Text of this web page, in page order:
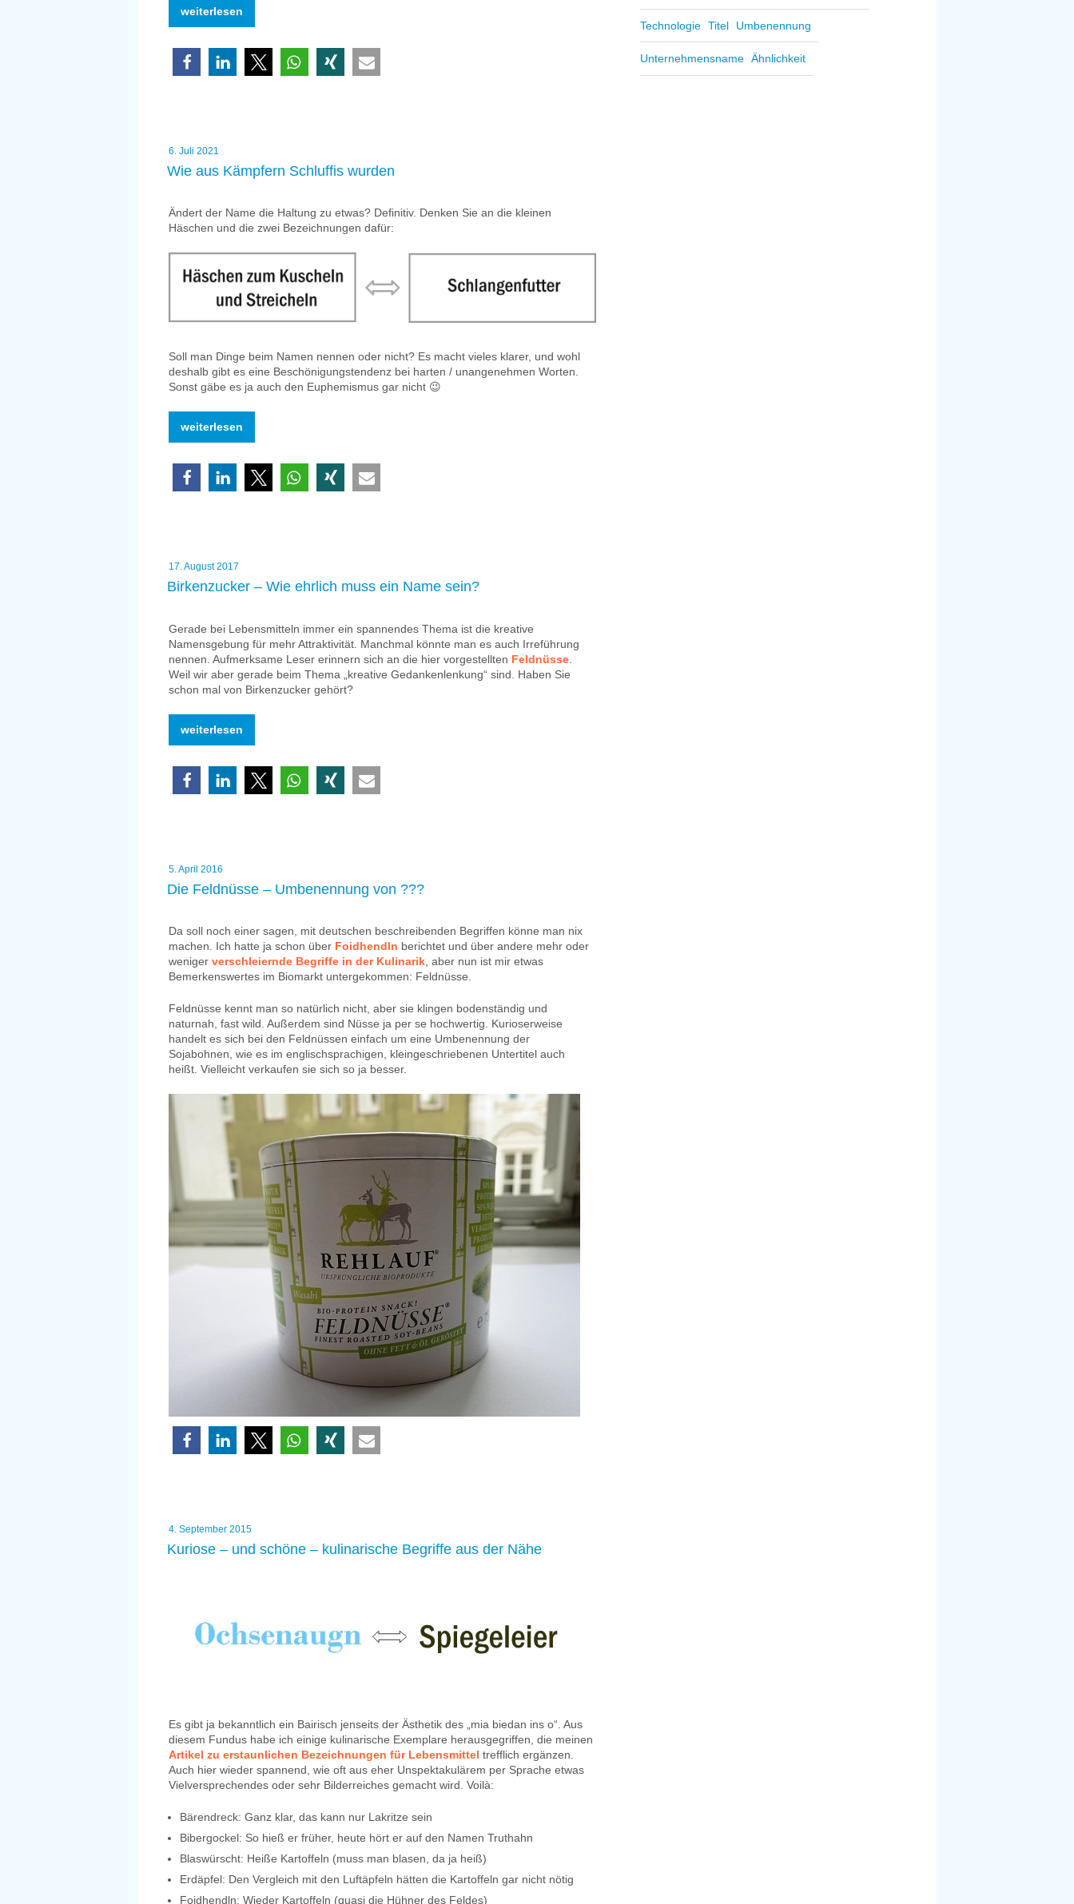
„Was
ist
Strohschwein?“
weiterlesen
Veröffentlicht
am
6. Juli 2021
Wie aus Kämpfern Schluffis wurden
Ändert der Name die Haltung zu etwas? Definitiv. Denken Sie an die kleinen
Häschen und die zwei Bezeichnungen dafür:
Soll man Dinge beim Namen nennen oder nicht? Es macht vieles klarer, und wohl
deshalb gibt es eine Beschönigungstendenz bei harten / unangenehmen Worten.
Sonst gäbe es ja auch den Euphemismus gar nicht 😉
„Wie
aus
Schluffis
wurden“
weiterlesen
Veröffentlicht
am
17. August 2017
Birkenzucker – Wie ehrlich muss ein Name sein?
Gerade bei Lebensmitteln immer ein spannendes Thema ist die kreative
Namensgebung für mehr Attraktivität. Manchmal könnte man es auch Irreführung
nennen. Aufmerksame Leser erinnern sich an die hier vorgestellten Feldnüsse
Weil wir aber gerade beim Thema „kreative Gedankenlenkung“ sind. Haben Sie
schon mal von Birkenzucker gehört?
„Birkenzucker
–
ehrlich
muss
weiterlesen
Veröffentlicht
am
5. April 2016
Die Feldnüsse – Umbenennung von ???
Da soll noch einer sagen, mit deutschen beschreibenden Begriffen könne man nix
machen. Ich hatte ja schon über Foidhendln berichtet und über andere mehr oder
weniger verschleiernde Begriffe in der Kulinarik, aber nun ist mir etwas
Bemerkenswertes im Biomarkt untergekommen: Feldnüsse.
Feldnüsse kennt man so natürlich nicht, aber sie klingen bodenständig und
naturnah, fast wild. Außerdem sind Nüsse ja per se hochwertig. Kurioserweise
handelt es sich bei den Feldnüssen einfach um eine Umbenennung der
Sojabohnen, wie es im englischsprachigen, kleingeschriebenen Untertitel auch
heißt. Vielleicht verkaufen sie sich so ja besser.
Veröffentlicht
am
4. September 2015
Kuriose – und schöne – kulinarische Begriffe aus der Nähe
Es gibt ja bekanntlich ein Bairisch jenseits der Ästhetik des „mia biedan ins o“. Aus
diesem Fundus habe ich einige kulinarische Exemplare herausgegriffen, die meinen
Artikel zu erstaunlichen Bezeichnungen für Lebensmittel trefflich ergänzen.
Auch hier wieder spannend, wie oft aus eher Unspektakulärem per Sprache etwas
Vielversprechendes oder sehr Bilderreiches gemacht wird. Voilà:
Bärendreck: Ganz klar, das kann nur Lakritze sein
Bibergockel: So hieß er früher, heute hört er auf den Namen Truthahn
Blaswürscht: Heiße Kartoffeln (muss man blasen, da ja heiß)
Erdäpfel: Den Vergleich mit den Luftäpfeln hätten die Kartoffeln gar nicht nötig
Foidhendln: Wieder Kartoffeln (quasi die Hühner des Feldes)
Technologie Titel Umbenennung
Unternehmensname Ähnlichkeit